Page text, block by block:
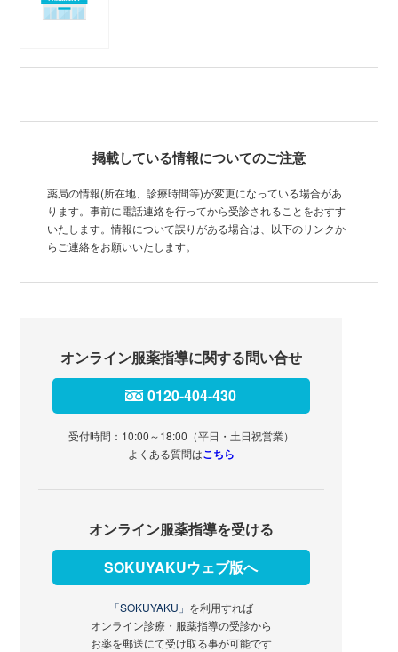
掲載している情報についてのご注意
薬局の情報(所在地、診療時間等)が変更になっている場合があ
ります。事前に電話連絡を行ってから受診されることをおすす
いたします。情報について誤りがある場合は、以下のリンクか
らご連絡をお願いいたします。
オンライン服薬指導に関する問い合せ
0120-404-430
受付時間：10:00～18:00（平日・土日祝営業）
よくある質問はこちら
オンライン服薬指導を受ける
SOKUYAKUウェブ版へ
「SOKUYAKU」 を利用すれば
オンライン診療・服薬指導の受診から
お薬を郵送にて受け取る事が可能です